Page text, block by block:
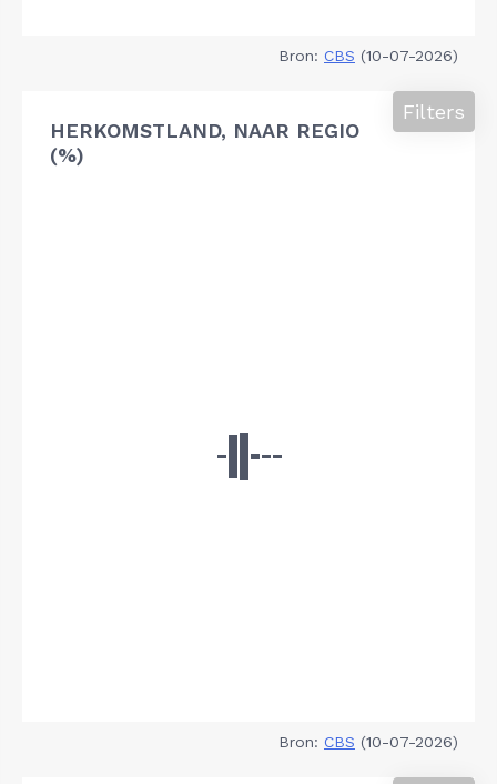
Bron: CBS (10-07-2026)
HERKOMSTLAND, NAAR REGIO
(%)
Filters
Bron: CBS (10-07-2026)